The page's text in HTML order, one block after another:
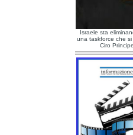
Israele sta
una taskforce che
Ciro